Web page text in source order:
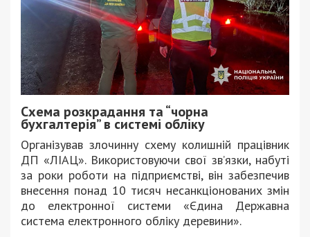
Схема розкрадання та “чорна
бухгалтерія” в системі обліку
Організував злочинну схему колишній працівник
ДП «ЛІАЦ». Використовуючи свої зв’язки, набуті
за роки роботи на підприємстві, він забезпечив
внесення понад 10 тисяч несанкціонованих змін
до електронної системи «Єдина Державна
система електронного обліку деревини».